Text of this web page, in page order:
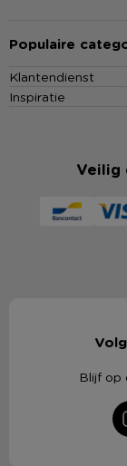
Populaire
Klantendienst
Inspiratie
Veilig
Blijf op